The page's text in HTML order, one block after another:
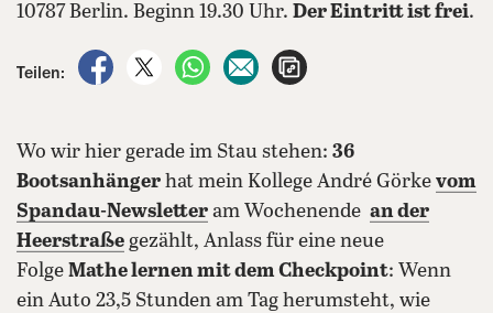
10787 Berlin. Beginn 19.30 Uhr. Der Eintritt ist frei.
Teilen:
auf Facebook teilen
auf X teilenper WhatsApp teilen
per E-Mail teilen
Wo wir hier gerade im Stau stehen: 36
Bootsanhänger hat mein Kollege André Görke vom
Spandau-Newsletter am Wochenende an der
Heerstraße gezählt, Anlass für eine neue
Folge Mathe lernen mit dem Checkpoint: Wenn
ein Auto 23,5 Stunden am Tag herumsteht, wie